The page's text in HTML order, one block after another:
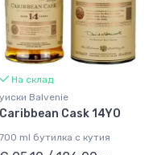
На склад
уиски Balvenie
Caribbean Cask 14YO
700 ml бутилка с кутия